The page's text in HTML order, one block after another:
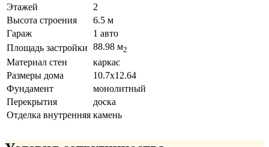
Этажей
2
Высота строения
6.5 м
Гараж
1 авто
Площадь застройки 88.98 м2
Материал стен
каркас
Размеры дома
10.7x12.64
Фундамент
монолитный
Перекрытия
доска
Отделка внутренняя камень